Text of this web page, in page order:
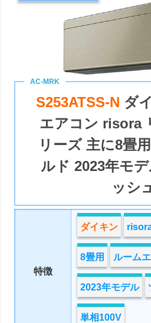
S253ATSS-N ダ
エアコン risora
リーズ 主に8畳
ルド 2023年モ
ッシ
特徴
ダイキン
8畳用 ルーム
2023年モデル
単相100V